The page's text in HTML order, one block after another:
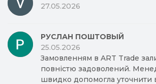
27.05.2026
РУСЛАН ПОШТОВЫЙ
25.05.2026
Замовленням в ART Trade
повністю задоволений.
швидко допомогла уточнити